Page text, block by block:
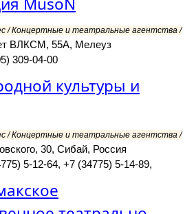
/ Концертные и театральные агентства /
ВЛКСМ, 55А, Мелеуз
309-04-00
культуры и
/ Концертные и театральные агентства /
30, Сибай, Россия
5-12-64, +7 (34775) 5-14-89,